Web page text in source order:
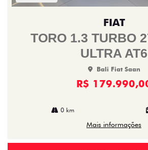
FIAT
TORO 1.3 TURBO
ULTRA AT6
Bali Fiat Saan
R$
0 km
Mais informações